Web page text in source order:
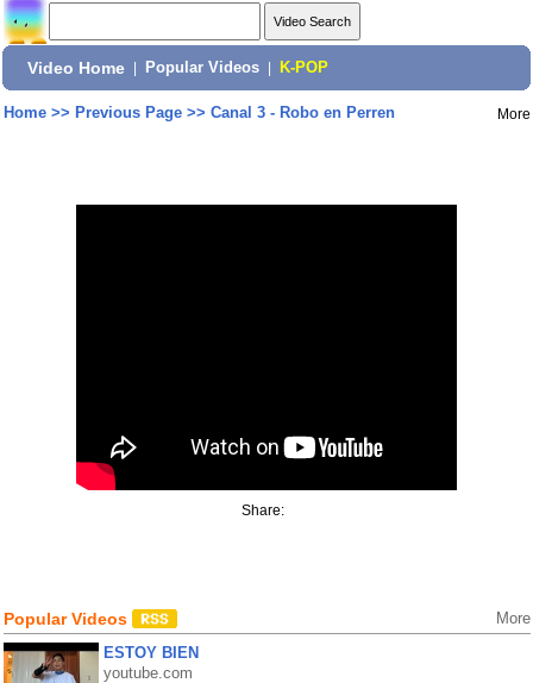
Video Home Popular Videos K-POP
Home>> Previous Page>> Canal 3 - Robo en Perren More
Share:
Popular Videos More
ESTOY BIEN
youtube.com